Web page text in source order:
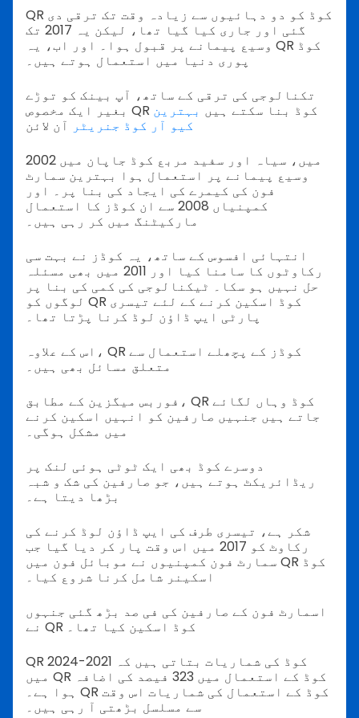
QR کوڈ کو دو دہائیوں سے زیادہ وقت تک ترقی دی
گئی اور جاری کیا گیا تھا، لیکن یہ 2017 تک
وسیع پیمانے پر قبول ہوا۔ اور اب، یہ QR کوڈ
پوری دنیا میں استعمال ہوتے ہیں۔
تکنالوجی کی ترقی کے ساتھ، آپ بینک کو توڑے
بغیر ایک مخصوص QR کوڈ بنا سکتے ہیں بہترین
کیو آر کوڈ جنریٹر آن لائن
2002 میں، سیاہ اور سفید مربع کوڈ جاپان میں
وسیع پیمانے پر استعمال ہوا بہترین سمارٹ
فون کی کیمرے کی ایجاد کی بنا پر۔ اور
کمپنیاں 2008 سے ان کوڈز کا استعمال
مارکیٹنگ میں کر رہی ہیں۔
انتہائی افسوس کے ساتھ، یہ کوڈز نے بہت سی
رکاوٹوں کا سامنا کیا اور 2011 میں بھی مسئلہ
حل نہیں ہو سکا۔ ٹیکنالوجی کی کمی کی بنا پر
لوگوں کو QR کوڈ اسکین کرنے کے لئے تیسری
پارٹی ایپ ڈاؤن لوڈ کرنا پڑتا تھا۔
اس کے علاوہ، QR کوڈز کے پچھلے استعمال سے
متعلق مسائل بھی ہیں۔
فوربس میگزین کے مطابق، QR کوڈ وہاں لگائے
جاتے ہیں جنہیں صارفین کو انہیں اسکین کرنے
میں مشکل ہوگی۔
دوسرے کوڈ بھی ایک ٹوٹی ہوئی لنک پر
ریڈائریکٹ ہوتے ہیں، جو صارفین کی شک و شبہ
بڑھا دیتا ہے۔
شکر ہے، تیسری طرف کی ایپ ڈاؤن لوڈ کرنے کی
رکاوٹ کو 2017 میں اس وقت پار کر دیا گیا جب
سمارٹ فون کمپنیوں نے موبائل فون میں QR کوڈ
اسکینر شامل کرنا شروع کیا۔
اسمارٹ فون کے صارفین کی فی صد بڑھ گئی جنہوں
نے QR کوڈ اسکین کیا تھا۔
QR کوڈ کی شماریات بتاتی ہیں کہ 2021-2024
میں QR کوڈ کے استعمال میں 323 فیصد کی اضافہ
ہوا ہے۔ QR کوڈ کے استعمال کی شماریات اس وقت
سے مسلسل بڑھتی آ رہی ہیں۔